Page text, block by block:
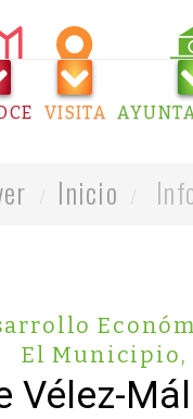
VISITA
Inicio
El Municipio,
Vélez-